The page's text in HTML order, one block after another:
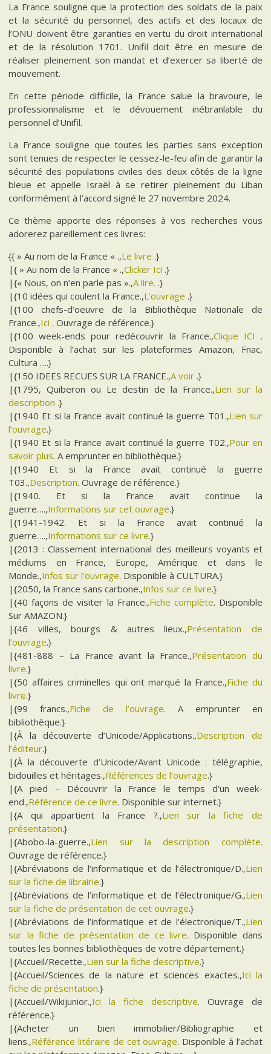
La France souligne que la protection des soldats de la paix
et la sécurité du personnel, des actifs et des locaux de
l’ONU doivent être garanties en vertu du droit international
et de la résolution 1701. Unifil doit être en mesure de
réaliser pleinement son mandat et d’exercer sa liberté de
mouvement.
En cette période difficile, la France salue la bravoure, le
professionnalisme et le dévouement inébranlable du
personnel d’Unifil.
La France souligne que toutes les parties sans exception
sont tenues de respecter le cessez-le-feu afin de garantir la
sécurité des populations civiles des deux côtés de la ligne
bleue et appelle Israël à se retirer pleinement du Liban
conformément à l’accord signé le 27 novembre 2024.
Ce thème apporte des réponses à vos recherches vous
adorerez pareillement ces livres:
{{ » Au nom de la France « .,Le livre .}
|{ » Au nom de la France « .,Clicker Ici .}
|{« Nous, on n’en parle pas ».,A lire. .}
|{10 idées qui coulent la France.,L’ouvrage .}
|{100 chefs-d’oeuvre de la Bibliothèque Nationale de
France.,Ici . Ouvrage de référence.}
|{100 week-ends pour redécouvrir la France.,Clique ICI .
Disponible à l’achat sur les plateformes Amazon, Fnac,
Cultura ….}
|{150 IDEES RECUES SUR LA FRANCE.,A voir .}
|{1795, Quiberon ou Le destin de la France.,Lien sur la
description .}
|{1940 Et si la France avait continué la guerre T01.,Lien sur
l’ouvrage.}
|{1940 Et si la France avait continué la guerre T02.,Pour en
savoir plus. A emprunter en bibliothèque.}
|{1940 Et si la France avait continué la guerre
T03.,Description. Ouvrage de référence.}
|{1940. Et si la France avait continue la
guerre….,Informations sur cet ouvrage.}
|{1941-1942. Et si la France avait continué la
guerre….,Informations sur ce livre.}
|{2013 : Classement international des meilleurs voyants et
médiums en France, Europe, Amérique et dans le
Monde.,Infos sur l’ouvrage. Disponible à CULTURA.}
|{2050, la France sans carbone.,Infos sur ce livre.}
|{40 façons de visiter la France.,Fiche complète. Disponible
Sur AMAZON.}
|{46 villes, bourgs & autres lieux.,Présentation de
l’ouvrage.}
|{481-888 – La France avant la France.,Présentation du
livre.}
|{50 affaires criminelles qui ont marqué la France.,Fiche du
livre.}
|{99 francs.,Fiche de l’ouvrage. A emprunter en
bibliothèque.}
|{À la découverte d’Unicode/Applications.,Description de
l’éditeur.}
|{À la découverte d’Unicode/Avant Unicode : télégraphie,
bidouilles et héritages.,Références de l’ouvrage.}
|{A pied – Découvrir la France le temps d’un week-
end.,Référence de ce livre. Disponible sur internet.}
|{A qui appartient la France ?.,Lien sur la fiche de
présentation.}
|{Abobo-la-guerre.,Lien sur la description complète.
Ouvrage de référence.}
|{Abréviations de l’informatique et de l’électronique/D.,Lien
sur la fiche de librairie.}
|{Abréviations de l’informatique et de l’électronique/G.,Lien
sur la fiche de présentation de cet ouvrage.}
|{Abréviations de l’informatique et de l’électronique/T.,Lien
sur la fiche de présentation de ce livre. Disponible dans
toutes les bonnes bibliothèques de votre département.}
|{Accueil/Recette.,Lien sur la fiche descriptive.}
|{Accueil/Sciences de la nature et sciences exactes.,Ici la
fiche de présentation.}
|{Accueil/Wikijunior.,Ici la fiche descriptive. Ouvrage de
référence.}
|{Acheter un bien immobilier/Bibliographie et
liens.,Référence litéraire de cet ouvrage. Disponible à l’achat